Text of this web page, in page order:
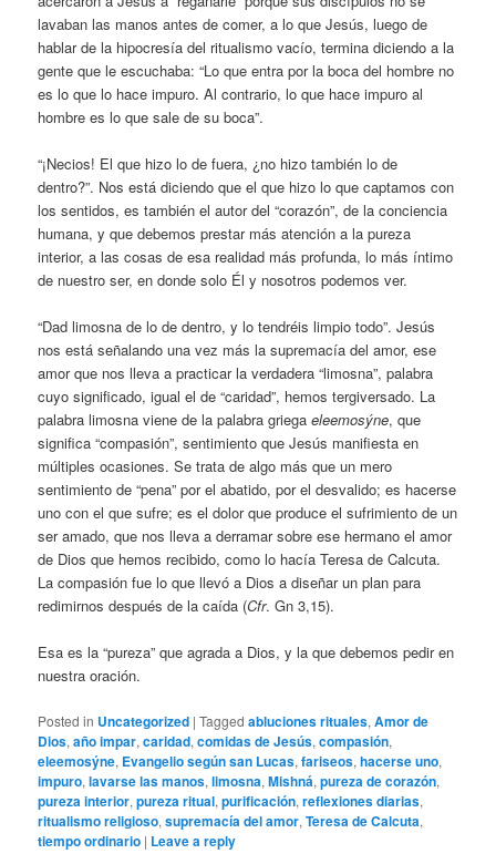
lavaban las manos antes de comer, a lo que Jesús, luego de
hablar de la hipocresía del ritualismo vacío, termina diciendo a la
gente que le escuchaba: “Lo que entra por la boca del hombre no
es lo que lo hace impuro. Al contrario, lo que hace impuro al
hombre es lo que sale de su boca”.
“¡Necios! El que hizo lo de fuera, ¿no hizo también lo de
dentro?”. Nos está diciendo que el que hizo lo que captamos con
los sentidos, es también el autor del “corazón”, de la conciencia
humana, y que debemos prestar más atención a la pureza
interior, a las cosas de esa realidad más profunda, lo más íntimo
de nuestro ser, en donde solo Él y nosotros podemos ver.
“Dad limosna de lo de dentro, y lo tendréis limpio todo”. Jesús
nos está señalando una vez más la supremacía del amor, ese
amor que nos lleva a practicar la verdadera “limosna”, palabra
cuyo significado, igual el de “caridad”, hemos tergiversado. La
palabra limosna viene de la palabra griegaeleemosýne, que
significa “compasión”, sentimiento que Jesús manifiesta en
múltiples ocasiones. Se trata de algo más que un mero
sentimiento de “pena” por el abatido, por el desvalido; es hacerse
uno con el que sufre; es el dolor que produce el sufrimiento de un
ser amado, que nos lleva a derramar sobre ese hermano el amor
de Dios que hemos recibido, como lo hacía Teresa de Calcuta.
La compasión fue lo que llevó a Dios a diseñar un plan para
redimirnos después de la caída (Cfr. Gn 3,15).
Esa es la “pureza” que agrada a Dios, y la que debemos pedir en
nuestra oración.
Posted in Uncategorized |Tagged abluciones rituales,Amor de
Dios,año impar,caridad,comidas de Jesús,compasión,
eleemosýne, Evangelio según san Lucas,fariseos,hacerse uno,
impuro,lavarse las manos,limosna,Mishná,pureza de corazón,
pureza interior,pureza ritual,purificación,reflexiones diarias,
ritualismo religioso,supremacía del amor,Teresa de Calcuta,
tiempo ordinario | Leave a reply